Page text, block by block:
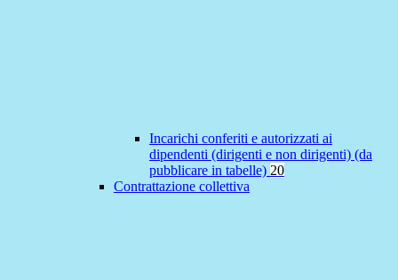
Incarichi conferiti e autorizzati ai
dipendenti (dirigenti e non dirigenti) (da
pubblicare in tabelle) 20
Contrattazione collettiva